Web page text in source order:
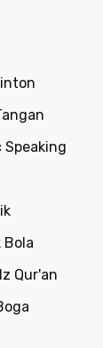
Speaking
Bola
Qur'an